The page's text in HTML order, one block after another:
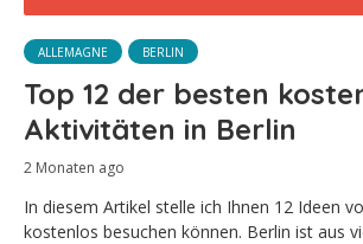
ALLEMAGNE BERLIN
Top 12 der besten
Aktivitäten in Berlin
2 Monaten ago
In diesem Artikel stelle ich Ihnen 12 Ideen
kostenlos besuchen können. Berlin ist aus